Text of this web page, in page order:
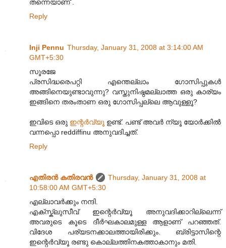
തന്നെയാണ് .
Reply
Inji Pennu Thursday, January 31, 2008 at 3:14:00 AM
GMT+5:30
സൂരജേ
പ്രസിദ്ധരെപറ്റി എന്തെല്ലാം ഗോസിപ്പുകള്‍
അങ്ങിനെയുണ്ടാവുന്നു? വസ്തുനിഷ്ഠമല്ലാ‍ത്ത ഒരു കാര്യം
ഇങ്ങിനെ തരംതാണ ഒരു ഗോസിപ്പല്ലെ ആവുള്ളൂ?
ഇവിടെ ഒരു ഇന്റര്‍വ്യൂ ഉണ്ട്. പണ്ട് അവര്‍ ന്യൂ യോര്‍ക്കില്‍
വന്നപ്പൊ reddiffinu അനുവദിച്ചത്.
Reply
എതിരന്‍ കതിരവന്‍
Thursday, January 31, 2008 at
10:58:00 AM GMT+5:30
എല്ലാവര്‍ക്കും നന്ദി.
എക്സ്ക്ലുസീവ് ഇന്റെര്‍വ്യൂ അനുവദിക്കാറില്ലെന്ന്
അവരുടെ കൂടെ ദീര്‍ഘകാലമുള്ള ആളാണ് പറഞ്ഞത്.
വിദേശ പര്യടനക്കാലത്തായിരിക്കും. ബ്രിട്ടാസിന്റെ
ഇന്റെര്‍വ്യൂ രണ്ടു കൊല്ലത്തിനകത്താകാനും മതി.